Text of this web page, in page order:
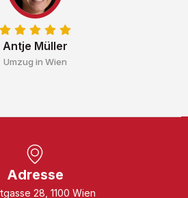
Antje Müller
Umzug in Wien
Adresse
28, 1100 Wien